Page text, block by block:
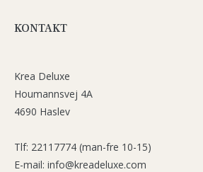
KONTAKT
Krea Deluxe
Houmannsvej 4A
4690 Haslev
Tlf: 22117774 (man-fre 10-15)
E-mail: info@kreadeluxe.com